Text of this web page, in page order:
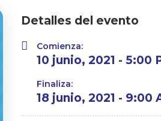
Detalles del evento
Comienza:
10 junio, 2021 - 5:00
Finaliza:
18 junio, 2021 - 9:00